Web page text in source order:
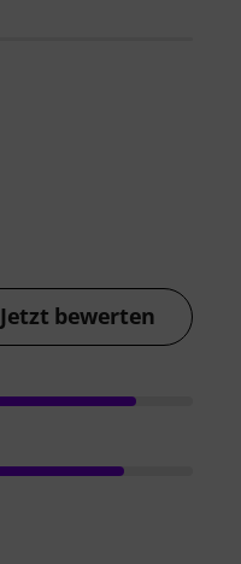
Jetzt bewerten